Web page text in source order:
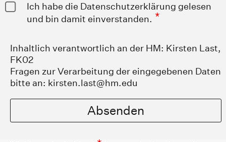
Ich habe die Datenschutzerklärung gelesen
und bin damit einverstanden. *
Inhaltlich verantwortlich an der HM: Kirsten Last,
FK02
Fragen zur Verarbeitung der eingegebenen Daten
bitte an: kirsten.last@hm.edu
Absenden